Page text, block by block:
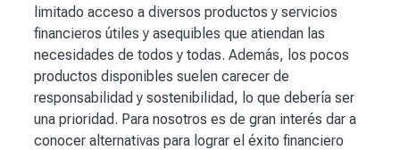
limi­tado acceso a diversos productos y servicios
financieros útiles y asequibles que atiendan las
necesidades de to­dos y todas. Además, los pocos
productos disponibles suelen carecer de
responsabilidad y sostenibilidad, lo que debería ser
una prioridad. Para nosotros es de gran interés dar a
conocer alternativas para lograr el éxito financiero